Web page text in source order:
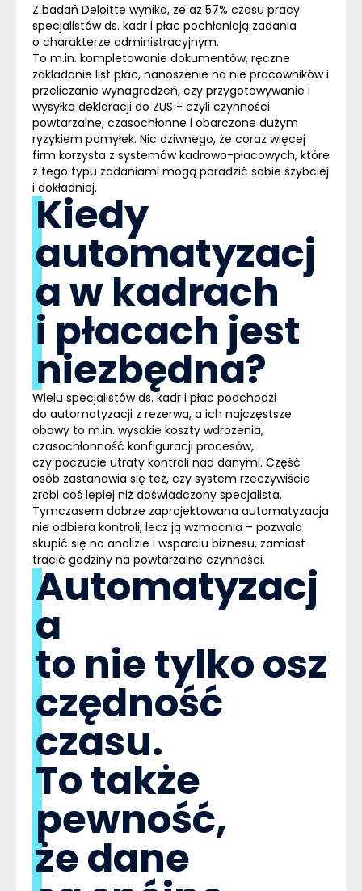
Z badań Deloitte wynika, że aż 57% czasu pracy
specjalistów ds. kadr i płac pochłaniają zadania
o charakterze administracyjnym.
To m.in. kompletowanie dokumentów, ręczne
zakładanie list płac, nanoszenie na nie pracowników i
przeliczanie wynagrodzeń, czy przygotowywanie i
wysyłka deklaracji do ZUS - czyli czynności
powtarzalne, czasochłonne i obarczone dużym
ryzykiem pomyłek. Nic dziwnego, że coraz więcej
firm korzysta z systemów kadrowo-płacowych, które
z tego typu zadaniami mogą poradzić sobie szybciej
i dokładniej.
Kiedy
automatyzacj
a w kadrach
i płacach jest
niezbędna?
Wielu specjalistów ds. kadr i płac podchodzi
do automatyzacji z rezerwą, a ich najczęstsze
obawy to m.in. wysokie koszty wdrożenia,
czasochłonność konfiguracji procesów,
czy poczucie utraty kontroli nad danymi. Część
osób zastanawia się też, czy system rzeczywiście
zrobi coś lepiej niż doświadczony specjalista.
Tymczasem dobrze zaprojektowana automatyzacja
nie odbiera kontroli, lecz ją wzmacnia – pozwala
skupić się na analizie i wsparciu biznesu, zamiast
tracić godziny na powtarzalne czynności.
Automatyzacj
a
to nie tylko osz
czędność
czasu.
To także
pewność,
że dane